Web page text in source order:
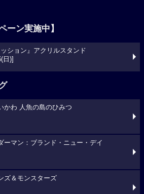
ーン実施中】
ッション』アクリルスタンド
日)]
かわ 人魚の島のひみつ
マン：ブランド・ニュー・デイ
ズ＆モンスターズ